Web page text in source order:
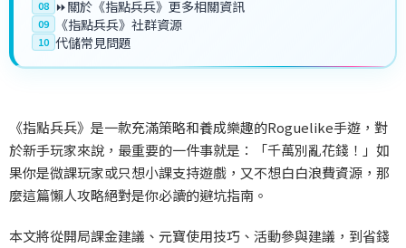
08 ⏩關於《指點兵兵》更多相關資訊
09 《指點兵兵》社群資源
10 代儲常見問題
《指點兵兵》是一款充滿策略和養成樂趣的Roguelike手遊，對
於新手玩家來說，最重要的一件事就是：「千萬別亂花錢！」如
果你是微課玩家或只想小課支持遊戲，又不想白白浪費資源，那
麼這篇懶人攻略絕對是你必讀的避坑指南。
本文將從開局課金建議、元寶使用技巧、活動參與建議，到省錢